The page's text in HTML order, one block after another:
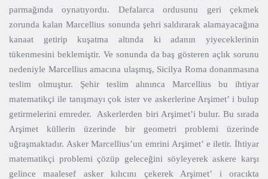
parmağında oynatıyordu. Defalarca ordusunu geri çekmek
zorunda kalan Marcellius sonunda şehri saldırarak alamayacağına
kanaat getirip kuşatma altında ki adanın yiyeceklerinin
tükenmesini beklemiştir. Ve sonunda da baş gösteren açlık sorunu
nedeniyle Marcellius amacına ulaşmış, Sicilya Roma donanmasına
teslim olmuştur. Şehir teslim alınınca Marcellius bu ihtiyar
matematikçi ile tanışmayı çok ister ve askerlerine Arşimet’ i bulup
getirmelerini emreder. Askerlerden biri Arşimet’i bulur. Bu sırada
Arşimet küllerin üzerinde bir geometri problemi üzerinde
uğraşmaktadır. Asker Marcellius’un emrini Arşimet’ e iletir. İhtiyar
matematikçi problemi çözüp geleceğini söyleyerek askere karşı
gelince maalesef asker kılıcını çekerek Arşimet’ i oracıkta